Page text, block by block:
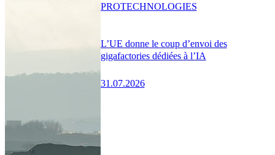
L’UE donne le coup d’envoi des
gigafactories dédiées à l’IA
31.07.2026
PROTECHNOLOGIES